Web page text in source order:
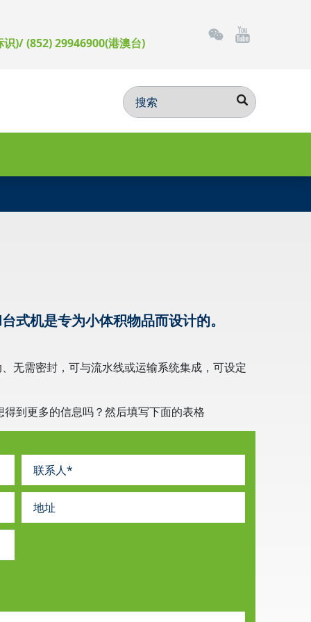
)/ (852) 29946900(港澳台)
式机是专为小体积物品而设计的。
无需密封，可与流水线或运输系统集成，可设定
得到更多的信息吗？然后填写下面的表格